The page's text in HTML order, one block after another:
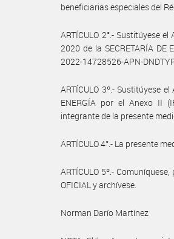
beneficiarias especiales del
ARTÍCULO 2°.- Sustitúyese
2020 de la SECRETARÍA DE
2022-14728526-APN-
ARTÍCULO 3º.- Sustitúyese
ENERGÍA por el Anexo II
integrante de la presente
ARTÍCULO 4°.- La presente
ARTÍCULO 5º.-
OFICIAL y archívese.
Norman Darío Martínez